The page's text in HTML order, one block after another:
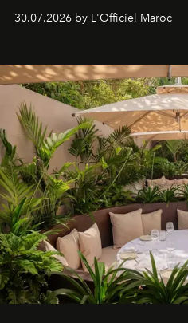
Lobby Bien-Être et Beauté,
neuro-cosmétique, parcours
entièreté, entre science des
reposants.
30.07.2026 by L'Officiel Maroc